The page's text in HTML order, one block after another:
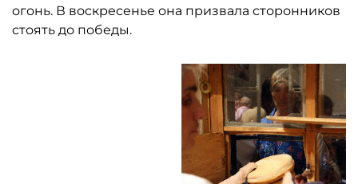
огонь. В воскресенье она призвала сторонников
стоять до победы.